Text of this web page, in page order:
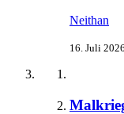
Neithan
16. Juli